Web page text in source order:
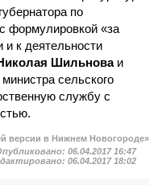
по
формулировкой «за
и к деятельности
Шильноваи
сельского
службу с
версии в Нижнем Новогороде»
06.04.2017 16:47
06.04.2017 18:02